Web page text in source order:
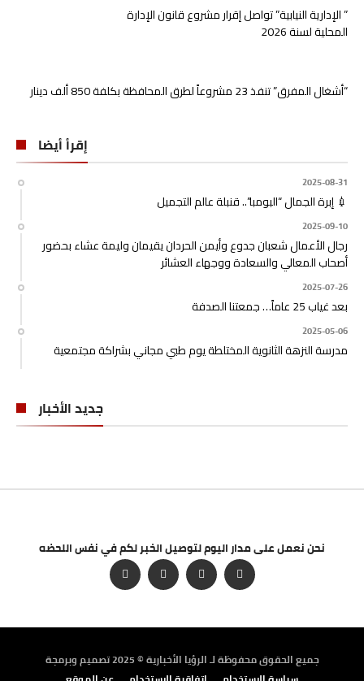
” الإدارية النيابية” تواصل إقرار مشروع قانون الإدارة
المحلية لسنة 2026
“أشغال المفرق” تنفذ 23 مشروعاً لطرق المحافظة بكلفة 850 ألف دينار
إقرأ أيضا
2025-08-31
💉 إبرة الجمال “البومبا”.. قنبلة عالم التجميل
2025-09-10
رجال الأعمال شعبان جدوع وأيمن الحردان يقيمان وليمة عشاء بحضور
أصحاب المعالي والسعادة ووجهاء العشائر
2025-07-26
بعد غياب 25 عاماً… جمعتنا الصدفة
2025-05-06
مدرسة النزهة الثانوية المختلطة يوم طبي مجاني بشراكة مجتمعية
جديد الأخبار
نحن نعمل على مدار اليوم لتوصيل الخبر لكم في نفس اللحضه
جميع الحقوق محفوظة لـ الرؤيا الأخبارية © 2025 تصميم وبرمجة